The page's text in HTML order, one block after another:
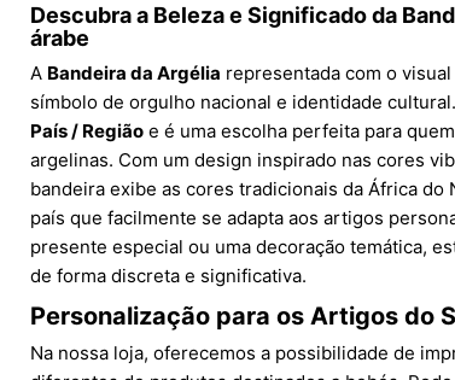
Descubra a Beleza e Significado da
árabe
A Bandeira da Argélia representada com o visual
símbolo de orgulho nacional e identidade
País / Região e é uma escolha perfeita para
argelinas. Com um design inspirado nas cores
bandeira exibe as cores tradicionais da África
país que facilmente se adapta aos artigos
presente especial ou uma decoração temática,
de forma discreta e significativa.
Personalização para os Artigos do
Na nossa loja, oferecemos a possibilidade de